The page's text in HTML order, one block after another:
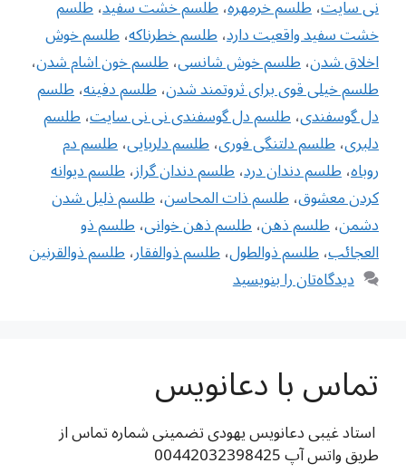
نی سایت،طلسم خرمهره،طلسم خشت سفید،طلسم
خشت سفید واقعیت دارد،طلسم خطرناکه،طلسم خوش
اخلاق شدن،طلسم خوش شانسی،طلسم خون اشام شدن،
طلسم خیلی قوی برای ثروتمند شدن،طلسم دفینه،طلسم
دل گوسفندی،طلسم دل گوسفندی نی نی سایت،طلسم
دلبری،طلسم دلتنگی فوری،طلسم دلربایی،طلسم دم
روباه،طلسم دندان درد،طلسم دندان گراز،طلسم ديوانه
كردن معشوق،طلسم ذات المحاسن،طلسم ذلیل شدن
دشمن،طلسم ذهن،طلسم ذهن خوانی،طلسم ذو
العجائب،طلسم ذوالطول،طلسم ذوالفقار،طلسم ذوالقرنین
دیدگاه‌تان را بنویسید
تماس با دعانویس
استاد غیبی دعانویس یهودی تضمینی شماره تماس از
طریق واتس آپ 00442032398425